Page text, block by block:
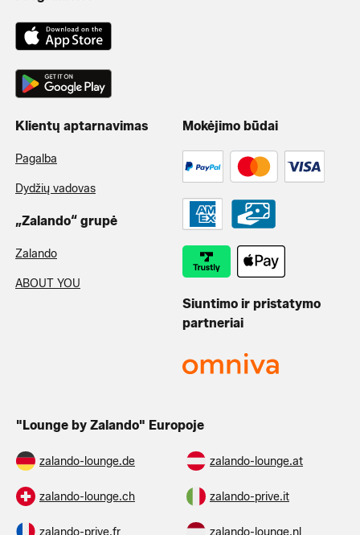
Klientų aptarnavimas
Pagalba
Dydžių vadovas
„Zalando“ grupė
Zalando
ABOUT YOU
Mokėjimo būdai
Siuntimo ir pristatymo
partneriai
"Lounge by Zalando" Europoje
zalando-lounge.de zalando-lounge.at
zalando-lounge.ch zalando-prive.it
zalando-prive.fr zalando-lounge.nl